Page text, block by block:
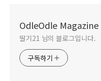
OdleOdle Magazine
딸기21 님의 블로그입니다.
구독하기